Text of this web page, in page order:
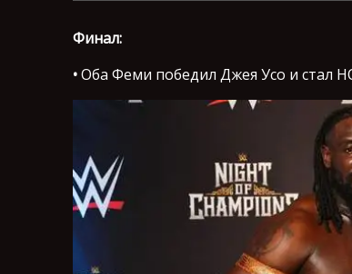
Финал:
•Оба Феми победил Джея Усо и стал